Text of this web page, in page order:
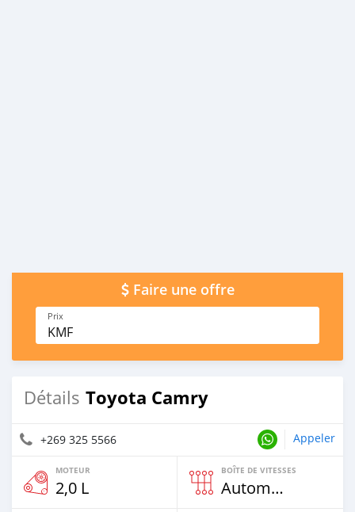
Faire une offre
Prix
KMF
Détails Toyota Camry
+269 325 5566 Appeler
MOTEUR
2,0 L
BOÎTE DE VITESSES
Automatique